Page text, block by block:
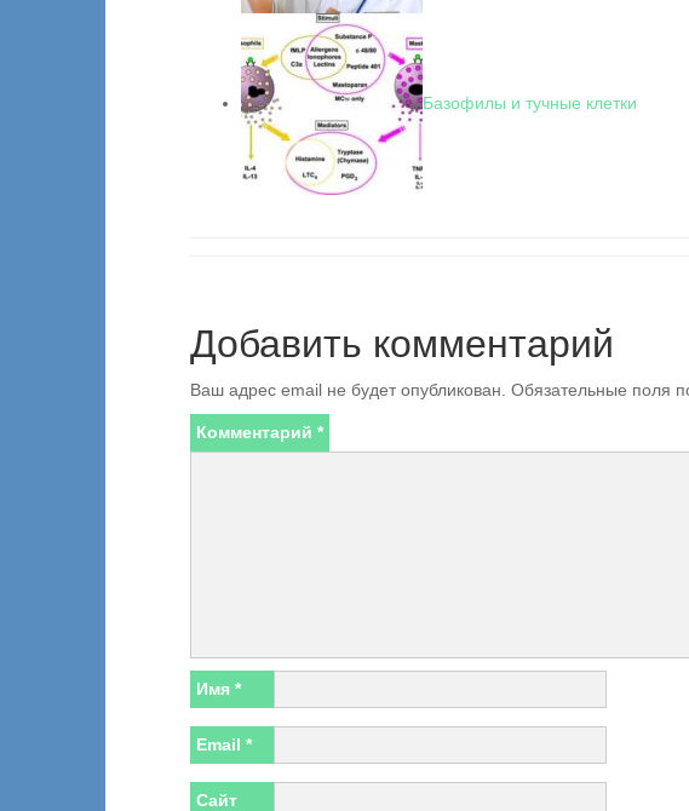
Базофилы и тучные клетки
Добавить комментарий
Ваш адрес email не будет опубликован. Обязательные поля
Комментарий *
Имя *
Email *
Сайт